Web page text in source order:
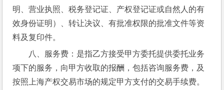
明、营业执照、税务登记证、产权登记证或自然人的有
效身份证明）、转让决议、有批准权限的批准文件等资
料及复印件。
八、服务费：是指乙方接受甲方委托提供委托业务
项下的服务，向甲方收取的报酬，包括咨询服务费，及
按照上海产权交易市场的规定甲方支付的交易手续费。